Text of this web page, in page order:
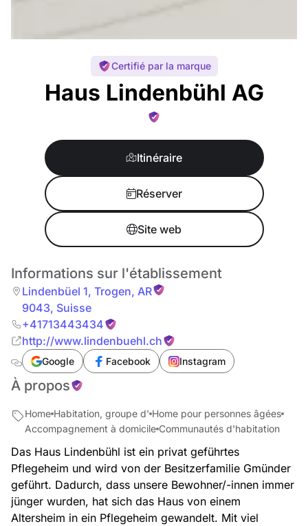
Certifié par la marque
Haus Lindenbühl AG
Itinéraire
Réserver
Site web
Informations sur l'établissement
Lindenbüel 1, Trogen, AR
9043, Suisse
+41713443434
http://www.lindenbuehl.ch
Google Facebook Instagram
À propos
Home Habitation, groupe d' Home pour personnes âgées
Accompagnement à domicile Communautés d'habitation
Das Haus Lindenbühl ist ein privat geführtes
Pflegeheim und wird von der Besitzerfamilie Gmünder
geführt. Dadurch, dass unsere Bewohner/-innen immer
jünger wurden, hat sich das Haus von einem
Altersheim in ein Pflegeheim gewandelt. Mit viel